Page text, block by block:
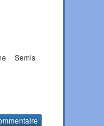
Semis